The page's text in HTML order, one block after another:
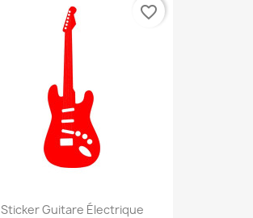
Sticker Guitare Électrique
favorite_border